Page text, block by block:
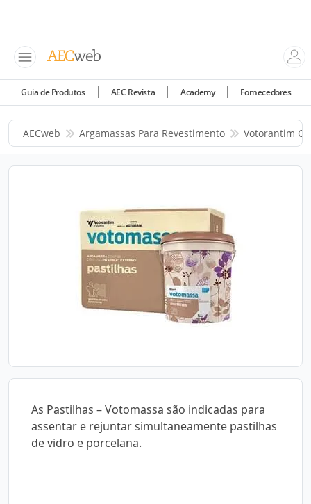
Guia de Produtos AEC Revista Academy Fornecedores
AECweb Argamassas Para Revestimento Votorantim
As Pastilhas – Votomassa são indicadas para
assentar e rejuntar simultaneamente pastilhas
de vidro e porcelana.